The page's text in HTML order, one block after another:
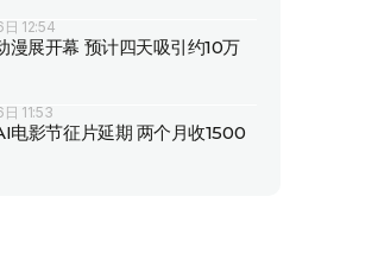
12:54
漫展开幕 预计四天吸引约10万
11:53
电影节征片延期 两个月收1500